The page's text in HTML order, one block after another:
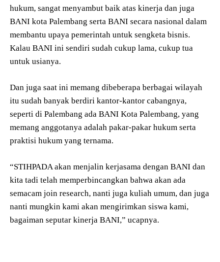
hukum, sangat menyambut baik atas kinerja dan juga
BANI kota Palembang serta BANI secara nasional dalam
membantu upaya pemerintah untuk sengketa bisnis.
Kalau BANI ini sendiri sudah cukup lama, cukup tua
untuk usianya.
Dan juga saat ini memang dibeberapa berbagai wilayah
itu sudah banyak berdiri kantor-kantor cabangnya,
seperti di Palembang ada BANI Kota Palembang, yang
memang anggotanya adalah pakar-pakar hukum serta
praktisi hukum yang ternama.
“STIHPADA akan menjalin kerjasama dengan BANI dan
kita tadi telah memperbincangkan bahwa akan ada
semacam join research, nanti juga kuliah umum, dan juga
nanti mungkin kami akan mengirimkan siswa kami,
bagaiman seputar kinerja BANI,” ucapnya.